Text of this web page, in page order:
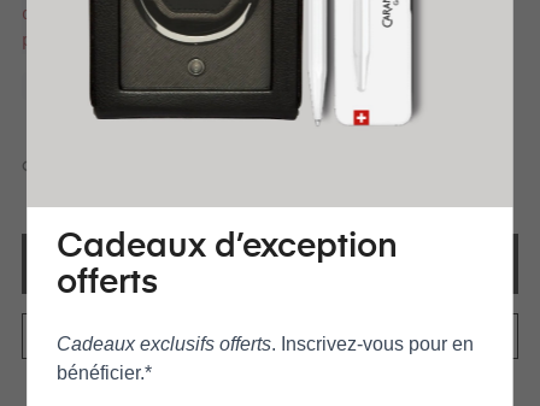
d'écrire. C'est le choix parfait pour les
professionnels et un usage quotidien.
QUANTITÉ
AJOUTER AU PANIER
Cadeaux d’exception
offerts
Cadeaux exclusifs offerts. Inscrivez‑vous pour en
bénéficier.*